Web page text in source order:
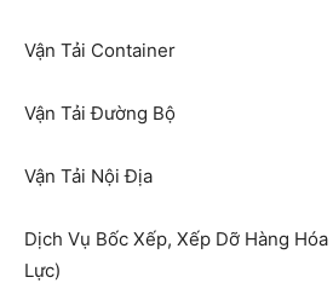
Vận Tải Container
Vận Tải Đường Bộ
Vận Tải Nội Địa
Dịch Vụ Bốc Xếp, Xếp Dỡ Hàng
Lực)